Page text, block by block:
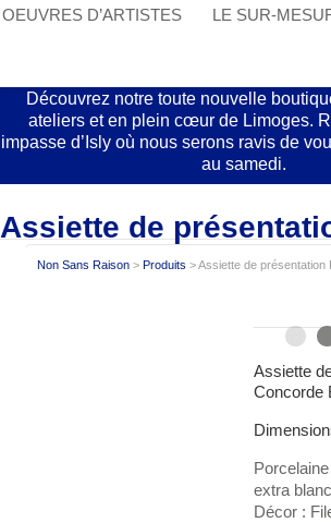
OEUVRES D’ARTISTES LE SUR-
Découvrez notre toute nouvelle
ateliers et en plein cœur de Limoges.
impasse d’Isly où nous serons ravis de
au samedi.
Assiette de
Non Sans Raison > Produits >Assiette de présentation
Assiette
Concorde
extra blanc
Décor :